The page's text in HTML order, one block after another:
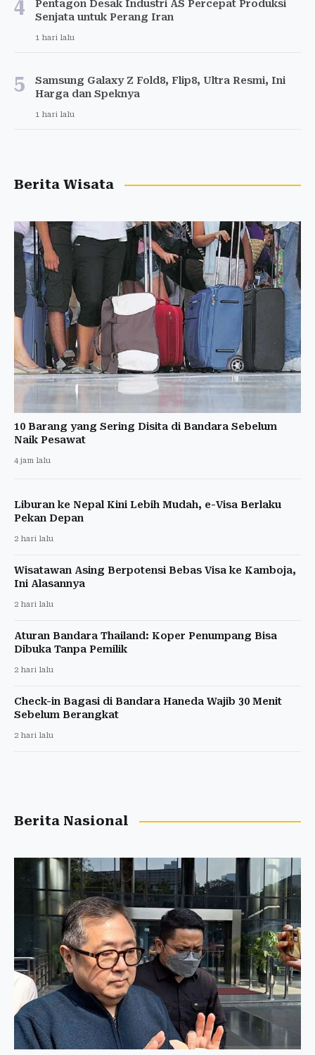
4
Pentagon Desak Industri AS Percepat Produksi
Senjata untuk Perang Iran
1 hari lalu
5
Samsung Galaxy Z Fold8, Flip8, Ultra Resmi, Ini
Harga dan Speknya
1 hari lalu
Berita Wisata
10 Barang yang Sering Disita di Bandara Sebelum
Naik Pesawat
4 jam lalu
Liburan ke Nepal Kini Lebih Mudah, e-Visa Berlaku
Pekan Depan
2 hari lalu
Wisatawan Asing Berpotensi Bebas Visa ke Kamboja,
Ini Alasannya
2 hari lalu
Aturan Bandara Thailand: Koper Penumpang Bisa
Dibuka Tanpa Pemilik
2 hari lalu
Check-in Bagasi di Bandara Haneda Wajib 30 Menit
Sebelum Berangkat
2 hari lalu
Berita Nasional